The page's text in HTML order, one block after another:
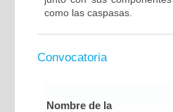
como las caspasas.
Convocatoria
Nombre de la